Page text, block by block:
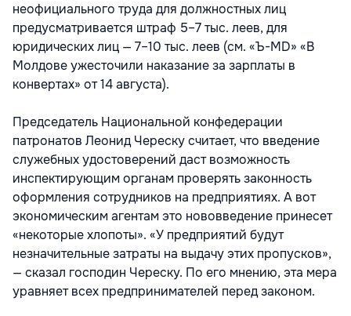
неофициального труда для должностных лиц
предусматривается штраф 5–7 тыс. леев, для
юридических лиц — 7–10 тыс. леев (см. «Ъ-MD» «В
Молдове ужесточили наказание за зарплаты в
конвертах» от 14 августа).
Председатель Национальной конфедерации
патронатов Леонид Череску считает, что введение
служебных удостоверений даст возможность
инспектирующим органам проверять законность
оформления сотрудников на предприятиях. А вот
экономическим агентам это нововведение принесет
«некоторые хлопоты». «У предприятий будут
незначительные затраты на выдачу этих пропусков»,
— сказал господин Череску. По его мнению, эта мера
уравняет всех предпринимателей перед законом.